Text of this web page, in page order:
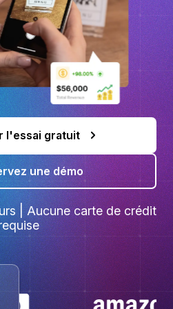
l'essai gratuit
une démo
| Aucune carte de crédit